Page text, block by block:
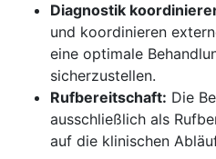
Diagnostik
und koordinieren
eine optimale
sicherzustellen.
Rufbereitschaft: Die
ausschließlich als
auf die klinischen